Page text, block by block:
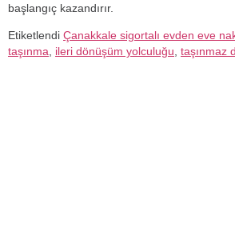
başlangıç kazandırır.
Etiketlendi Çanakkale sigortalı evden eve
taşınma, ileri dönüşüm yolculuğu, taşınmaz